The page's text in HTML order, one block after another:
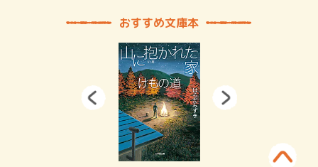
おすすめ文庫本